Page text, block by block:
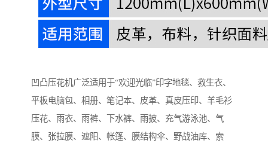
凹凸压花机广泛适用于“欢迎光临”印字地毯、救生衣、
平板电脑包、相册、笔记本、皮革、真皮压印、羊毛衫
压花、雨衣、雨裤、下水裤、雨披、充气游泳池、气
膜、张拉膜、遮阳、帐篷、膜结构伞、野战油库、索